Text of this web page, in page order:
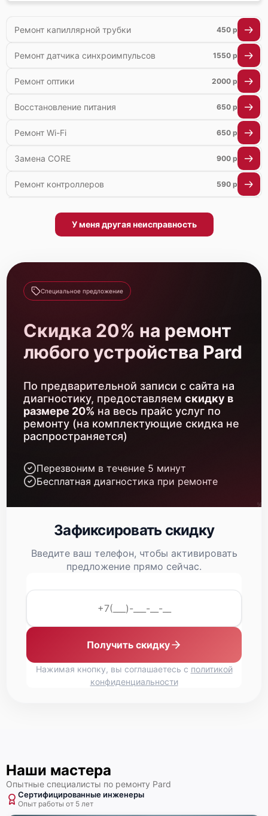
Ремонт капиллярной трубки 450 р
Ремонт датчика синхроимпульсов 1550 р
Ремонт оптики 2000 р
Восстановление питания 650 р
Ремонт Wi-Fi 650 р
Замена CORE 900 р
Ремонт контроллеров 590 р
Ремонт встроенного дальнометра и других
Замена матрицы 1100 р
Прошивка (Обновление ПО)
Калибровка и настройка 750 р
Ремонт электронно-лучевой трубки
Замена микросхемы логики 450 р
Замена процессора 650 р
Замена ключей управления
Ремонт разъема
Замена дисплея (экрана)
Замена объективов с улучшением
Ремонт платы управления (восстановление)
Восстановление после попадания влаги
Замена шим контроллера 650 р
У меня другая неисправность
Специальное предложение
Скидка 20% на ремонт
любого устройства Pard
По предварительной записи с сайта на
диагностику, предоставляем скидку в
размере 20% на весь прайс услуг по
ремонту (на комплектующие скидка не
распространяется)
Перезвоним в течение 5 минут
Бесплатная диагностика при ремонте
Зафиксировать скидку
Введите ваш телефон, чтобы активировать
предложение прямо сейчас.
Получить скидку
Нажимая кнопку, вы соглашаетесь с политикой
конфиденциальности
Наши мастера
Опытные специалисты по ремонту Pard
Сертифицированные инженеры
Опыт работы от 5 лет